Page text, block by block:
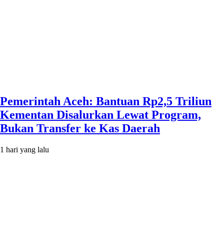
Pemerintah Aceh: Bantuan Rp2,5 Triliun
Kementan Disalurkan Lewat Program,
Bukan Transfer ke Kas Daerah
1 hari yang lalu